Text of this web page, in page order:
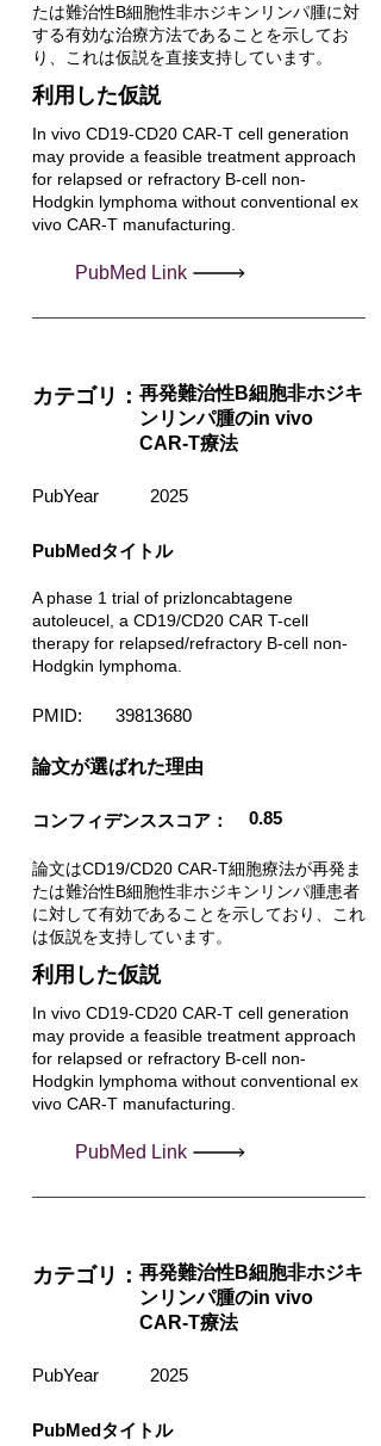
たは難治性B細胞性非ホジキンリンパ腫に対
する有効な治療方法であることを示してお
り、これは仮説を直接支持しています。
利用した仮説
In vivo CD19-CD20 CAR-T cell generation
may provide a feasible treatment approach
for relapsed or refractory B-cell non-
Hodgkin lymphoma without conventional ex
vivo CAR-T manufacturing.
PubMed Link
カテゴリ： 再発難治性B細胞非ホジキ
ンリンパ腫のin vivo
CAR-T療法
PubYear 2025
PubMedタイトル
A phase 1 trial of prizloncabtagene
autoleucel, a CD19/CD20 CAR T-cell
therapy for relapsed/refractory B-cell non-
Hodgkin lymphoma.
PMID: 39813680
​論文が選ばれた理由
コンフィデンススコア： 0.85
論文はCD19/CD20 CAR-T細胞療法が再発ま
たは難治性B細胞性非ホジキンリンパ腫患者
に対して有効であることを示しており、これ
は仮説を支持しています。
利用した仮説
In vivo CD19-CD20 CAR-T cell generation
may provide a feasible treatment approach
for relapsed or refractory B-cell non-
Hodgkin lymphoma without conventional ex
vivo CAR-T manufacturing.
PubMed Link
カテゴリ： 再発難治性B細胞非ホジキ
ンリンパ腫のin vivo
CAR-T療法
PubYear 2025
PubMedタイトル